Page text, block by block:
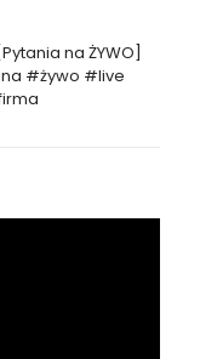
na ŻYWO]
#żywo #live